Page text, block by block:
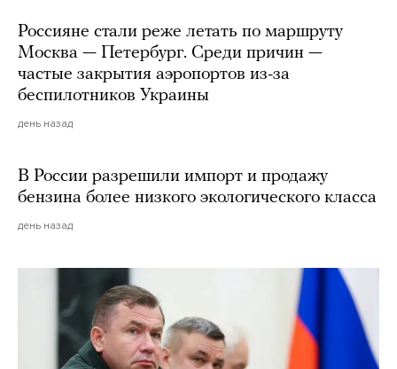
Россияне стали реже летать по маршруту
Москва — Петербург. Среди причин —
частые закрытия аэропортов из-за
беспилотников Украины
день назад
В России разрешили импорт и продажу
бензина более низкого экологического класса
день назад